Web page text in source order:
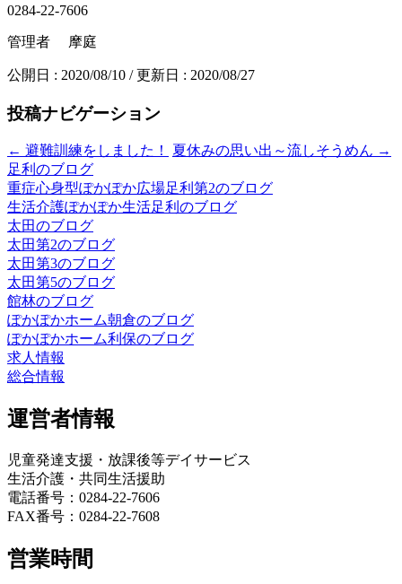
0284-22-7606
管理者 摩庭
公開日 : 2020/08/10 / 更新日 : 2020/08/27
投稿ナビゲーション
← 避難訓練をしました！ 夏休みの思い出～流しそうめん →
足利のブログ
重症心身型ぽかぽか広場足利第2のブログ
生活介護ぽかぽか生活足利のブログ
太田のブログ
太田第2のブログ
太田第3のブログ
太田第5のブログ
館林のブログ
ぽかぽかホーム朝倉のブログ
ぽかぽかホーム利保のブログ
求人情報
総合情報
運営者情報
児童発達支援・放課後等デイサービス
生活介護・共同生活援助
電話番号：0284-22-7606
FAX番号：0284-22-7608
営業時間